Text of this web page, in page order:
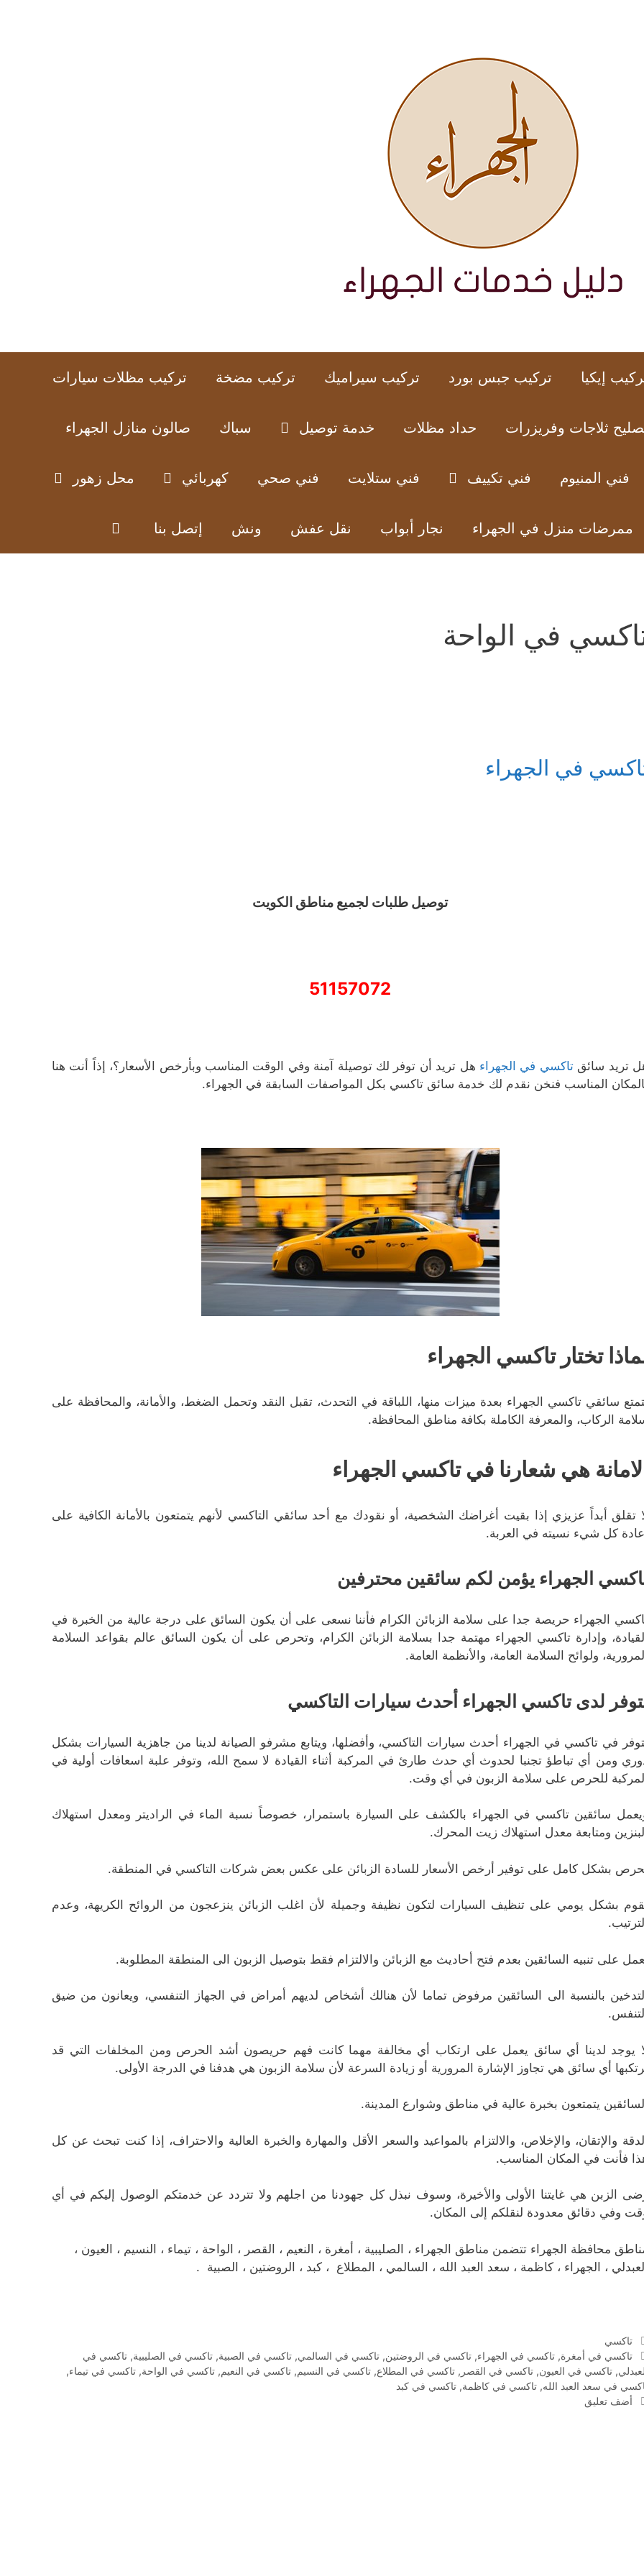
إيكيا تركيب جبس بورد تركيب سيراميك تركيب مضخة تركيب مظلات سيارات
ثلاجات وفريزرات حداد مظلات خدمة توصيل سباك صالون منازل الجهراء
فني المنيوم فني تكييف فني ستلايت فني صحي كهربائي محل زهور
ممرضات منزل في الجهراء نجار أبواب نقل عفش ونش إتصل بنا
في الواحة
في الجهراء
توصيل طلبات لجميع مناطق الكويت
51157072
تريد سائقتاكسي في الجهراء هل تريد أن توفر لك توصيلة آمنة وفي الوقت المناسب وبأرخص الأسعار؟، إذاً أنت هنا
المناسب فنخن نقدم لك خدمة سائق تاكسي بكل المواصفات السابقة في الجهراء.
تختار تاكسي الجهراء
سائقي تاكسي الجهراء بعدة ميزات منها، اللباقة في التحدث، تقبل النقد وتحمل الضغط، والأمانة، والمحافظة على
الركاب، والمعرفة الكاملة بكافة مناطق المحافظة.
هي شعارنا في تاكسي الجهراء
تقلق أبداً عزيزي إذا بقيت أغراضك الشخصية، أو نقودك مع أحد سائقي التاكسي لأنهم يتمتعون بالأمانة الكافية على
كل شيء نسيته في العربة.
الجهراء يؤمن لكم سائقين محترفين
الجهراء حريصة جدا على سلامة الزبائن الكرام فأننا نسعى على أن يكون السائق على درجة عالية من الخبرة في
القيادة، وإدارة تاكسي الجهراء مهتمة جدا بسلامة الزبائن الكرام، وتحرص على أن يكون السائق عالم بقواعد السلامة
المرورية، ولوائح السلامة العامة، والأنظمة العامة.
لدى تاكسي الجهراء أحدث سيارات التاكسي
في تاكسي في الجهراء أحدث سيارات التاكسي، وأفضلها، ويتابع مشرفو الصيانة لدينا من جاهزية السيارات بشكل
ومن أي تباطؤ تجنبا لحدوث أي حدث طارئ في المركبة أثناء القيادة لا سمح الله، وتوفر علبة اسعافات أولية في
للحرص على سلامة الزبون في أي وقت.
سائقين تاكسي في الجهراء بالكشف على السيارة باستمرار، خصوصاً نسبة الماء في الراديتر ومعدل استهلاك
البنزين ومتابعة معدل استهلاك زيت المحرك.
بشكل كامل على توفير أرخص الأسعار للسادة الزبائن على عكس بعض شركات التاكسي في المنطقة.
بشكل يومي على تنظيف السيارات لتكون نظيفة وجميلة لأن اغلب الزبائن ينزعجون من الروائح الكريهة، وعدم
الترتيب.
على تنبيه السائقين بعدم فتح أحاديث مع الزبائن والالتزام فقط بتوصيل الزبون الى المنطقة المطلوبة.
التدخين بالنسبة الى السائقين مرفوض تماما لأن هنالك أشخاص لديهم أمراض في الجهاز التنفسي، ويعانون من ضيق
التنفس.
يوجد لدينا أي سائق يعمل على ارتكاب أي مخالفة مهما كانت فهم حريصون أشد الحرص ومن المخلفات التي قد
أي سائق هي تجاوز الإشارة المرورية أو زيادة السرعة لأن سلامة الزبون هي هدفنا في الدرجة الأولى.
السائقين يتمتعون بخبرة عالية في مناطق وشوارع المدينة.
والإتقان، والإخلاص، والالتزام بالمواعيد والسعر الأقل والمهارة والخبرة العالية والاحتراف، إذا كنت تبحث عن كل
فأنت في المكان المناسب.
الزبن هي غايتنا الأولى والأخيرة، وسوف نبذل كل جهودنا من اجلهم ولا تتردد عن خدمتكم الوصول إليكم في أي
وفي دقائق معدودة لنقلكم إلى المكان.
محافظة الجهراء تتضمن مناطق الجهراء ، الصليبية ، أمغرة ، النعيم ، القصر ، الواحة ، تيماء ، النسيم ، العيون ،
، الجهراء ، كاظمة ، سعد العبد الله ، السالمي ، المطلاع ، كبد ، الروضتين ، الصبية .
التصنيفات
تاكسي
الوسوم
تاكسي في أمغرة, تاكسي في الجهراء, تاكسي في الروضتين, تاكسي في السالمي, تاكسي في الصبية, تاكسي في الصليبية, تاكسي في
, تاكسي في العيون, تاكسي في القصر , تاكسي في المطلاع, تاكسي في النسيم, تاكسي في النعيم, تاكسي في الواحة, تاكسي في تيماء,
في سعد العبد الله, تاكسي في كاظمة, تاكسي في كبد
أضف تعليق